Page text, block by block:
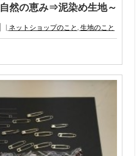
自然の恵み⇒泥染め生地～
| ネットショップのこと , 生地のこと